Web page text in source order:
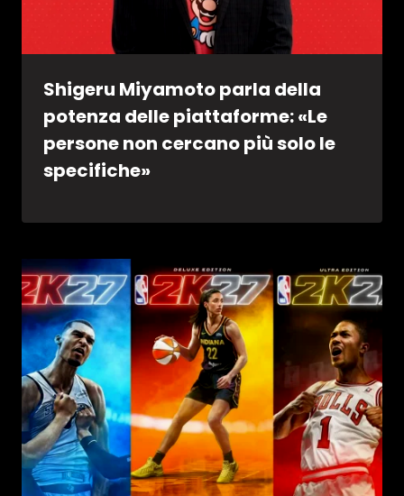
Shigeru Miyamoto parla della
potenza delle piattaforme: «Le
persone non cercano più solo le
specifiche»